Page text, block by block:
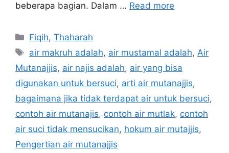
beberapa bagian. Dalam … Read more
Categories
Fiqih,Thaharah
Tags
air makruh adalah, air mustamal adalah,Air
Mutanajjis, air najis adalah, air yang bisa
digunakan untuk bersuci, arti air mutanajjis,
bagaimana jika tidak terdapat air untuk bersuci,
contoh air mutanajis, contoh air mutlak, contoh
air suci tidak mensucikan, hokum air mutajjis,
Pengertian air mutanajjis